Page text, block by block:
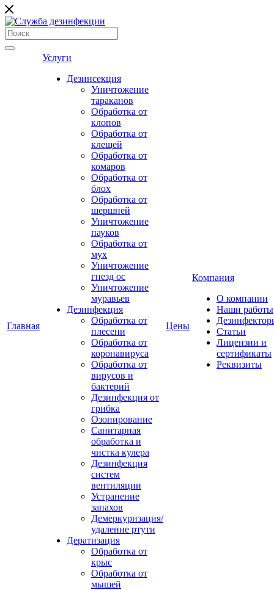
Главная
Услуги
Дезинсекция
Уничтожение
тараканов
Обработка от
клопов
Обработка от
клещей
Обработка от
комаров
Обработка от
блох
Обработка от
шершней
Уничтожение
пауков
Обработка от
мух
Уничтожение
гнезд ос
Уничтожение
муравьев
Дезинфекция
Обработка от
плесени
Обработка от
коронавируса
Обработка от
вирусов и
бактерий
Дезинфекция от
грибка
Озонирование
Санитарная
обработка и
чистка кулера
Дезинфекция
систем
вентиляции
Устранение
запахов
Демеркуризация/
удаление ртути
Дератизация
Обработка от
крыс
Обработка от
мышей
Цены
Компания
О компании
Наши работы
Статьи
Лицензии и
сертификаты
Реквизиты